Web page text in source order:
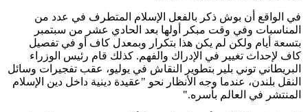
في الواقع أن بوش ذكر بالفعل الإسلام المتطرف في عدد من
المناسبات وفي وقت مبكر أولها بعد الحادي عشر من سبتمبر
بتسعة أيام ولكن لم يكن هذا بتكرار وبمعدل كاف أو في تفصيل
كاف لإحداث تغيير في الإدراك والفهم. كذلك قام رئيس الوزراء
البريطاني توني بلير بتطوير النقاش في يوليو، عقب تفجيرات وسائل
النقل بلندن، عندما وجه الأنظار نحو "عقيدة دينية داخل دين الإسلام
المنتشر في العالم بأسره."